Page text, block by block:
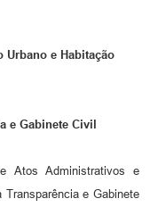
Urbano e Habitação
e Gabinete Civil
Atos Administrativos e
Transparência e Gabinete